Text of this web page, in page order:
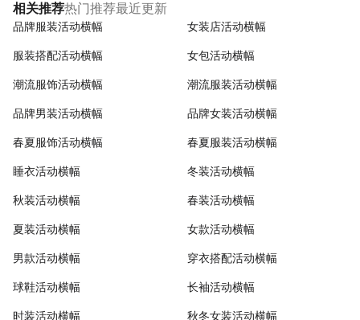
相关推荐热门推荐最近更新
品牌服装活动横幅 女装店活动横幅
服装搭配活动横幅 女包活动横幅
潮流服饰活动横幅 潮流服装活动横幅
品牌男装活动横幅 品牌女装活动横幅
春夏服饰活动横幅 春夏服装活动横幅
睡衣活动横幅 冬装活动横幅
秋装活动横幅 春装活动横幅
夏装活动横幅 女款活动横幅
男款活动横幅 穿衣搭配活动横幅
球鞋活动横幅 长袖活动横幅
时装活动横幅 秋冬女装活动横幅